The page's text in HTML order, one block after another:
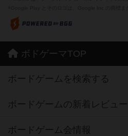
ボドゲーマTOP
ボードゲームを検索する
ボードゲームの新着レビュー
ボードゲーム会情報